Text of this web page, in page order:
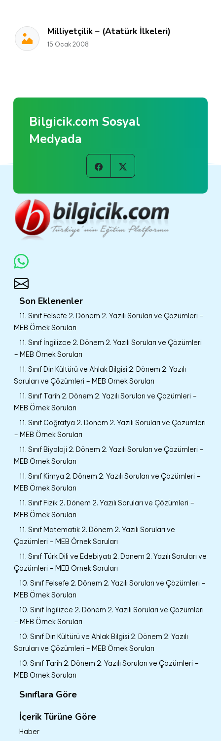
Milliyetçilik – (Atatürk İlkeleri)
15 Ocak 2008
Bilgicik.com Sosyal
Medyada
Son Eklenenler
11. Sınıf Felsefe 2. Dönem 2. Yazılı Soruları ve Çözümleri –
MEB Örnek Soruları
11. Sınıf İngilizce 2. Dönem 2. Yazılı Soruları ve Çözümleri
– MEB Örnek Soruları
11. Sınıf Din Kültürü ve Ahlak Bilgisi 2. Dönem 2. Yazılı
Soruları ve Çözümleri – MEB Örnek Soruları
11. Sınıf Tarih 2. Dönem 2. Yazılı Soruları ve Çözümleri –
MEB Örnek Soruları
11. Sınıf Coğrafya 2. Dönem 2. Yazılı Soruları ve Çözümleri
– MEB Örnek Soruları
11. Sınıf Biyoloji 2. Dönem 2. Yazılı Soruları ve Çözümleri –
MEB Örnek Soruları
11. Sınıf Kimya 2. Dönem 2. Yazılı Soruları ve Çözümleri –
MEB Örnek Soruları
11. Sınıf Fizik 2. Dönem 2. Yazılı Soruları ve Çözümleri –
MEB Örnek Soruları
11. Sınıf Matematik 2. Dönem 2. Yazılı Soruları ve
Çözümleri – MEB Örnek Soruları
11. Sınıf Türk Dili ve Edebiyatı 2. Dönem 2. Yazılı Soruları ve
Çözümleri – MEB Örnek Soruları
10. Sınıf Felsefe 2. Dönem 2. Yazılı Soruları ve Çözümleri –
MEB Örnek Soruları
10. Sınıf İngilizce 2. Dönem 2. Yazılı Soruları ve Çözümleri
– MEB Örnek Soruları
10. Sınıf Din Kültürü ve Ahlak Bilgisi 2. Dönem 2. Yazılı
Soruları ve Çözümleri – MEB Örnek Soruları
10. Sınıf Tarih 2. Dönem 2. Yazılı Soruları ve Çözümleri –
MEB Örnek Soruları
Sınıflara Göre
İçerik Türüne Göre
Haber